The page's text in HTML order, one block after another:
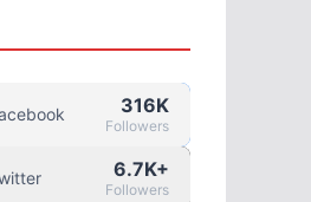
316K
Followers
6.7K+
Followers